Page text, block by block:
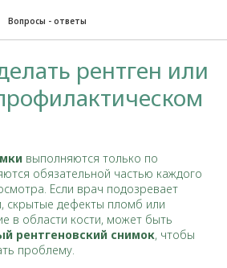
Вопросы - ответы
рентген или
выполняются только по
обязательной частью каждого
Если врач подозревает
скрытые дефекты пломб или
в области кости, может быть
рентгеновский снимок, чтобы
проблему.